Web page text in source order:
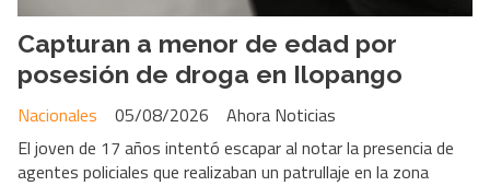
Capturan a menor de edad por
posesión de droga en Ilopango
Ahora Noticias
Nacionales
05/08/2026
El joven de 17 años intentó escapar al notar la presencia de
agentes policiales que realizaban un patrullaje en la zona